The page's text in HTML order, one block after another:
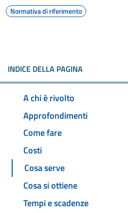
Normativa di riferimento
INDICE DELLA PAGINA
A chi è rivolto
Approfondimenti
Come fare
Costi
Cosa serve
Cosa si ottiene
Tempi e scadenze